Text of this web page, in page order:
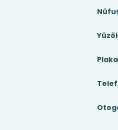
Plaka